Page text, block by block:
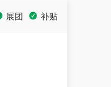
补贴
展团